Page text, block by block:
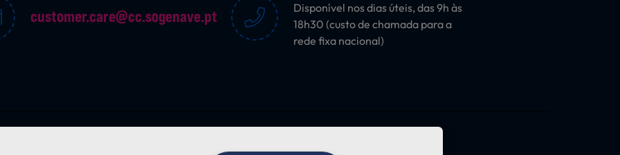
customer.care@cc.sogenave.pt
Disponível nos dias úteis, das 9h às
18h30 (custo de chamada para a
rede fixa nacional)